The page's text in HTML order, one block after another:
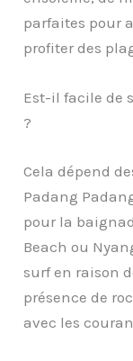
parfaites pour
profiter des
Est-il facile de
?
Cela dépend
Padang
pour la
Beach ou
surf en raison
présence de
avec les